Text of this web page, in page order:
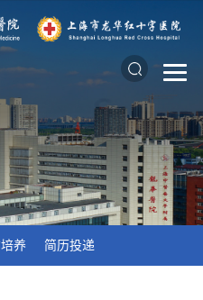
养 简历投递